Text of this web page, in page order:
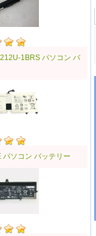
1BRS パソコン バ
パソコン バッテリー